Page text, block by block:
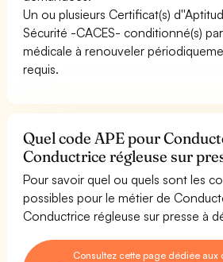
Un ou plusieurs Certificat(s)
Sécurité -CACES- conditionné(s)
médicale à renouveler
requis.
Quel code APE pour
Conductrice régleuse sur
Pour savoir quel ou quels sont les
possibles pour le métier de
Conductrice régleuse sur presse à
Consultez cette page dédiée aux